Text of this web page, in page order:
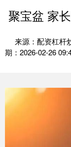
聚宝盆 家
来源：配资杠杆
期：2026-02-26